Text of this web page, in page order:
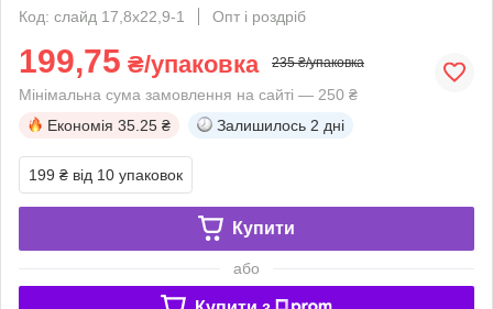
Код: слайд 17,8x22,9-1
Опт і роздріб
199,75 ₴/упаковка 235 ₴/упаковка
Мінімальна сума замовлення на сайті — 250 ₴
Економія 35.25 ₴ Залишилось 2 дні
199 ₴ від 10 упаковок
Купити
або